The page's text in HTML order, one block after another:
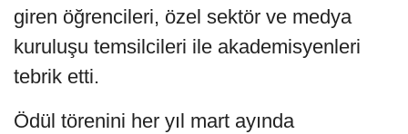
giren öğrencileri, özel sektör ve medya
kuruluşu temsilcileri ile akademisyenleri
tebrik etti.
Ödül törenini her yıl mart ayında